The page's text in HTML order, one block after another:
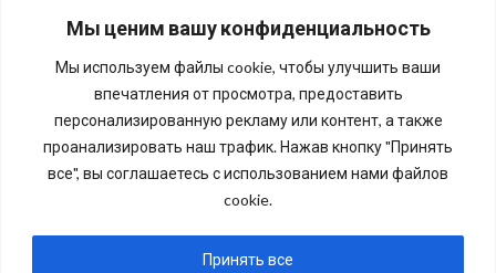
Мы ценим вашу конфиденциальность
Мы используем файлы cookie, чтобы улучшить ваши
впечатления от просмотра, предоставить
персонализированную рекламу или контент, а также
проанализировать наш трафик. Нажав кнопку "Принять
все", вы соглашаетесь с использованием нами файлов
cookie.
Принять все
Последние номера наших газет
Copyright © 2026 Внутригородское муниципальное
образование города федерального значения Санкт-
Петербурга муниципальный округ №54. Все права